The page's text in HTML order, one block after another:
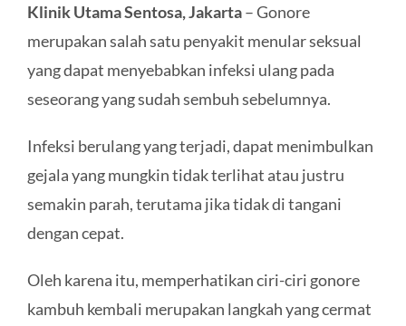
Klinik Utama Sentosa, Jakarta– Gonore
merupakan salah satu penyakit menular seksual
yang dapat menyebabkan infeksi ulang pada
seseorang yang sudah sembuh sebelumnya.
Infeksi berulang yang terjadi, dapat menimbulkan
gejala yang mungkin tidak terlihat atau justru
semakin parah, terutama jika tidak di tangani
dengan cepat.
Oleh karena itu, memperhatikan ciri-ciri gonore
kambuh kembali merupakan langkah yang cermat